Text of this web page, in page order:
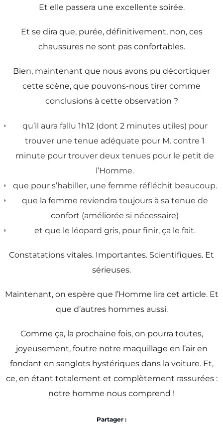
Et elle passera une excellente soirée.
Et se dira que, purée, définitivement, non, ces
chaussures ne sont pas confortables.
Bien, maintenant que nous avons pu décortiquer
cette scène, que pouvons-nous tirer comme
conclusions à cette observation ?
qu’il aura fallu 1h12 (dont 2 minutes utiles) pour
trouver une tenue adéquate pour M. contre 1
minute pour trouver deux tenues pour le petit de
l’Homme.
que pour s’habiller, une femme réfléchit beaucoup.
que la femme reviendra toujours à sa tenue de
confort (améliorée si nécessaire)
et que le léopard gris, pour finir, ça le fait.
Constatations vitales. Importantes. Scientifiques. Et
sérieuses.
Maintenant, on espère que l’Homme lira cet article. Et
que d’autres hommes aussi.
Comme ça, la prochaine fois, on pourra toutes,
joyeusement, foutre notre maquillage en l’air en
fondant en sanglots hystériques dans la voiture. Et,
ce, en étant totalement et complètement rassurées :
notre homme nous comprend !
Partager :